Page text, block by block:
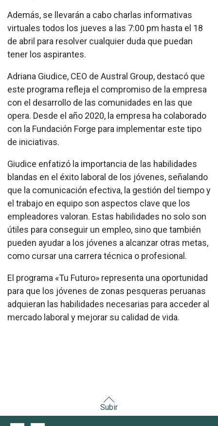
Además, se llevarán a cabo charlas informativas
virtuales todos los jueves a las 7:00 pm hasta el 18
de abril para resolver cualquier duda que puedan
tener los aspirantes.
Adriana Giudice, CEO de Austral Group, destacó que
este programa refleja el compromiso de la empresa
con el desarrollo de las comunidades en las que
opera. Desde el año 2020, la empresa ha colaborado
con la Fundación Forge para implementar este tipo
de iniciativas.
Giudice enfatizó la importancia de las habilidades
blandas en el éxito laboral de los jóvenes, señalando
que la comunicación efectiva, la gestión del tiempo y
el trabajo en equipo son aspectos clave que los
empleadores valoran. Estas habilidades no solo son
útiles para conseguir un empleo, sino que también
pueden ayudar a los jóvenes a alcanzar otras metas,
como cursar una carrera técnica o profesional.
El programa «Tu Futuro» representa una oportunidad
para que los jóvenes de zonas pesqueras peruanas
adquieran las habilidades necesarias para acceder al
mercado laboral y mejorar su calidad de vida.
Subir